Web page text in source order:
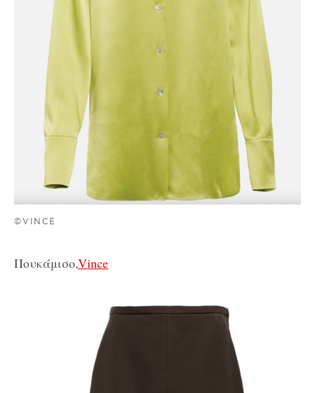
©VINCE
Πουκάμισο,Vince